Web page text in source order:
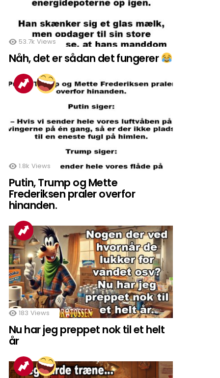
53.7k Views
Nåh, det er sådan det fungerer
1.8k Views
Putin, Trump og Mette
Frederiksen praler overfor
hinanden.
183 Views
Nu har jeg preppet nok til et helt
år